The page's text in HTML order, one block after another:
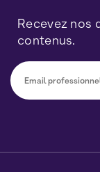
Recevez nos
contenus.
données seront